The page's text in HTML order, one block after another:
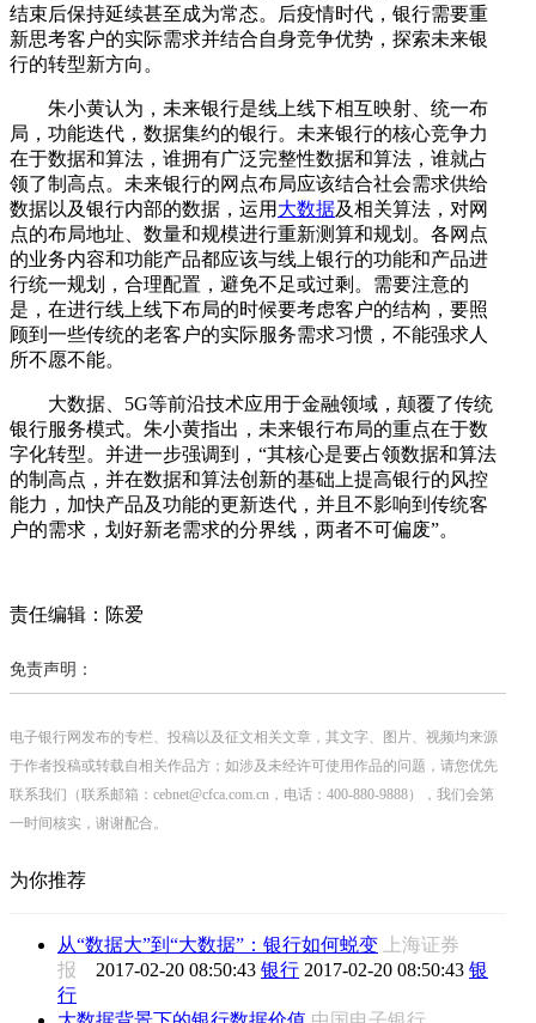
结束后保持延续甚至成为常态。后疫情时代，银行需要重
新思考客户的实际需求并结合自身竞争优势，探索未来银
行的转型新方向。
朱小黄认为，未来银行是线上线下相互映射、统一布
局，功能迭代，数据集约的银行。未来银行的核心竞争力
在于数据和算法，谁拥有广泛完整性数据和算法，谁就占
领了制高点。未来银行的网点布局应该结合社会需求供给
数据以及银行内部的数据，运用 大数据及相关算法，对网
点的布局地址、数量和规模进行重新测算和规划。各网点
的业务内容和功能产品都应该与线上银行的功能和产品进
行统一规划，合理配置，避免不足或过剩。需要注意的
是，在进行线上线下布局的时候要考虑客户的结构，要照
顾到一些传统的老客户的实际服务需求习惯，不能强求人
所不愿不能。
大数据、5G等前沿技术应用于金融领域，颠覆了传统
银行服务模式。朱小黄指出，未来银行布局的重点在于数
字化转型。并进一步强调到，“其核心是要占领数据和算法
的制高点，并在数据和算法创新的基础上提高银行的风控
能力，加快产品及功能的更新迭代，并且不影响到传统客
户的需求，划好新老需求的分界线，两者不可偏废”。
责任编辑：陈爱
免责声明：
电子银行网发布的专栏、投稿以及征文相关文章，其文字、图片、视频均来源
于作者投稿或转载自相关作品方；如涉及未经许可使用作品的问题，请您优先
联系我们（联系邮箱：cebnet@cfca.com.cn，电话：400-880-9888），我们会第
一时间核实，谢谢配合。
为你推荐
从“数据大”到“大数据”：银行如何蜕变
上海证券
报 2017-02-20 08:50:43 银行 2017-02-20 08:50:43 银
行